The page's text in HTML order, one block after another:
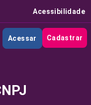
Acessibilidade
Acessar Cadastrar